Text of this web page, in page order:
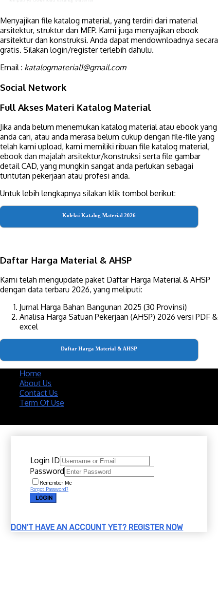
Menyajikan file katalog material, yang terdiri dari material
arsitektur, struktur dan MEP. Kami juga menyajikan ebook
arsitektur dan konstruksi. Anda dapat mendownloadnya secara
gratis. Silakan login/register terlebih dahulu.
Email : katalogmaterial1@gmail.com
Social Network
Full Akses Materi Katalog Material
Jika anda belum menemukan katalog material atau ebook yang
anda cari, atau anda merasa belum cukup dengan file-file yang
telah kami upload, kami memiliki ribuan file katalog material,
ebook dan majalah arsitektur/konstruksi serta file gambar
detail CAD, yang mungkin sangat anda perlukan sebagai
tuntutan pekerjaan atau profesi anda.
Untuk lebih lengkapnya silakan klik tombol berikut:
Koleksi Katalog Material 2026
Daftar Harga Material & AHSP
Kami telah mengupdate paket Daftar Harga Material & AHSP
dengan data terbaru 2026, yang meliputi:
Jurnal Harga Bahan Bangunan 2025 (30 Provinsi)
Analisa Harga Satuan Pekerjaan (AHSP) 2026 versi PDF &
excel
Daftar Harga Material & AHSP
Home
About Us
Contact Us
Term Of Use
Login ID
Password
Remember Me
Forgot Password?
LOGIN
DON'T HAVE AN ACCOUNT YET? REGISTER NOW